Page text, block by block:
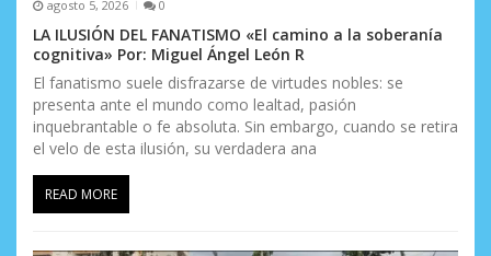
agosto 5, 2026 0
LA ILUSIÓN DEL FANATISMO «El camino a la soberanía
cognitiva» Por: Miguel Ángel León R
El fanatismo suele disfrazarse de virtudes nobles: se
presenta ante el mundo como lealtad, pasión
inquebrantable o fe absoluta. Sin embargo, cuando se retira
el velo de esta ilusión, su verdadera ana
READ MORE